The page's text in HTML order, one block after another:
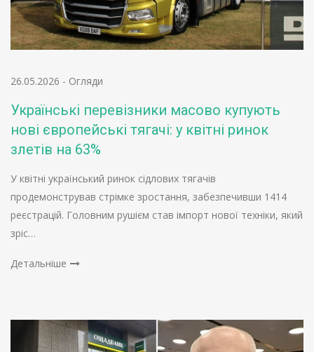
26.05.2026 - Огляди
Українські перевізники масово купують
нові європейські тягачі: у квітні ринок
злетів на 63%
У квітні український ринок сідлових тягачів
продемонстрував стрімке зростання, забезпечивши 1414
реєстрацій. Головним рушієм став імпорт нової техніки, який
зріс…
Детальніше